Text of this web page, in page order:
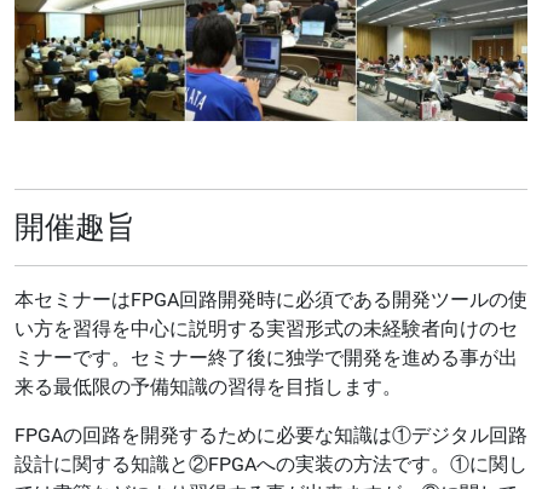
開催趣旨
本セミナーはFPGA回路開発時に必須である開発ツールの使
い方を習得を中心に説明する実習形式の未経験者向けのセ
ミナーです。セミナー終了後に独学で開発を進める事が出
来る最低限の予備知識の習得を目指します。
FPGAの回路を開発するために必要な知識は①デジタル回路
設計に関する知識と②FPGAへの実装の方法です。①に関し